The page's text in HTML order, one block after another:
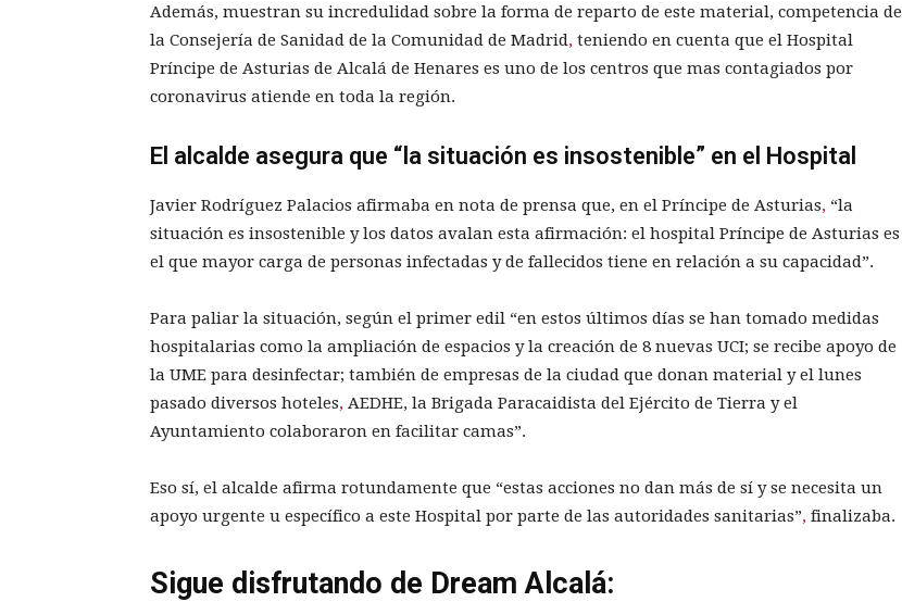
Además, muestran su incredulidad sobre la forma de reparto de este material, competencia de
la Consejería de Sanidad de la Comunidad de Madrid, teniendo en cuenta que el Hospital
Príncipe de Asturias de Alcalá de Henares es uno de los centros que mas contagiados por
coronavirus atiende en toda la región.
El alcalde asegura que “la situación es insostenible” en el Hospital
Javier Rodríguez Palacios afirmaba en nota de prensa que, en el Príncipe de Asturias, “la
situación es insostenible y los datos avalan esta afirmación: el hospital Príncipe de Asturias es
el que mayor carga de personas infectadas y de fallecidos tiene en relación a su capacidad”.
Para paliar la situación, según el primer edil “en estos últimos días se han tomado medidas
hospitalarias como la ampliación de espacios y la creación de 8 nuevas UCI; se recibe apoyo de
la UME para desinfectar; también de empresas de la ciudad que donan material y el lunes
pasado diversos hoteles, AEDHE, la Brigada Paracaidista del Ejército de Tierra y el
Ayuntamiento colaboraron en facilitar camas”.
Eso sí, el alcalde afirma rotundamente que “estas acciones no dan más de sí y se necesita un
apoyo urgente u específico a este Hospital por parte de las autoridades sanitarias”, finalizaba.
Sigue disfrutando de Dream Alcalá: